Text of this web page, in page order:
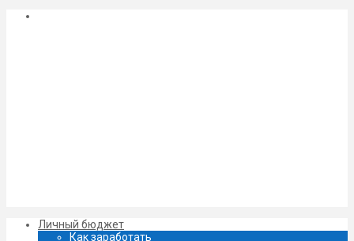
Личный бюджет
Как заработать